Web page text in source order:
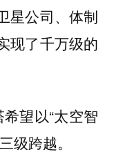
星公司、体制
现了千万级的
望以“太空智
级跨越。